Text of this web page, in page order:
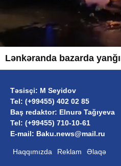
Lənkəranda bazarda
Təsisçi: M Seyidov
Tel: (+99455) 402 02 85
Baş redaktor: Elnurə Tağıyeva
Tel: (+99455) 710-10-61
E-mail: Baku.news@mail.ru
Haqqımızda Reklam Əlaqə